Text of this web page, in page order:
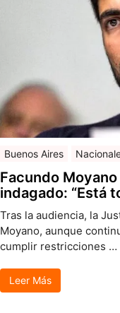
Buenos Aires
Facundo
indagado: “Está
Tras la audiencia, la
Moyano, aunque
cumplir restricciones …
Leer Más